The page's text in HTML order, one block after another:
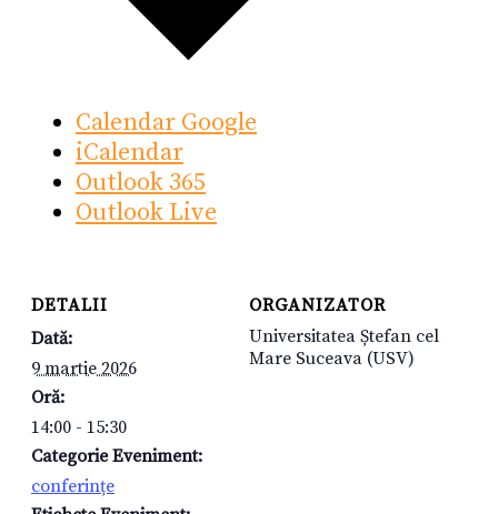
Calendar Google
iCalendar
Outlook 365
Outlook Live
DETALII
Dată:
9 martie 2026
Oră:
14:00 - 15:30
Categorie Eveniment:
conferințe
ORGANIZATOR
Universitatea Ștefan cel
Mare Suceava (USV)